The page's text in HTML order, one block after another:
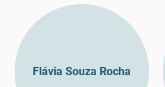
Flávia Souza Rocha